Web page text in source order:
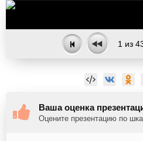
1 из
Ваша оценка
Оцените презентацию по